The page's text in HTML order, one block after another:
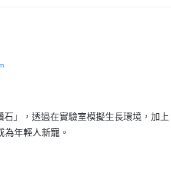
」，透過在實驗室模擬生長環境，加上
年輕人新寵。